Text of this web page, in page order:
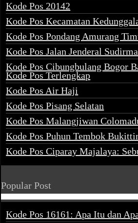
Kode Pos 20142
Kode Pos Kecamatan
Kode Pos Pondang Amurang
Kode Pos Jalan Jenderal
Kode Pos Cibungbulang Bogor
Kode Pos Terlengkap
Kode Pos Air Haji
Kode Pos Pisang Selatan
Kode Pos Malangjiwan
Kode Pos Puhun Tembok
Kode Pos Ciparay Majalaya:
Popular Post
Kode Pos 16161: Apa Itu dan